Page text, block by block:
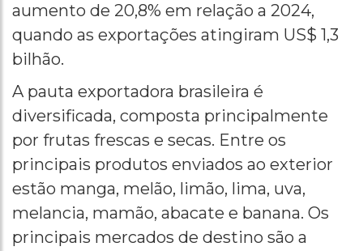
aumento de 20,8% em relação a 2024,
quando as exportações atingiram US$ 1,3
bilhão.
A pauta exportadora brasileira é
diversificada, composta principalmente
por frutas frescas e secas. Entre os
principais produtos enviados ao exterior
estão manga, melão, limão, lima, uva,
melancia, mamão, abacate e banana. Os
principais mercados de destino são a